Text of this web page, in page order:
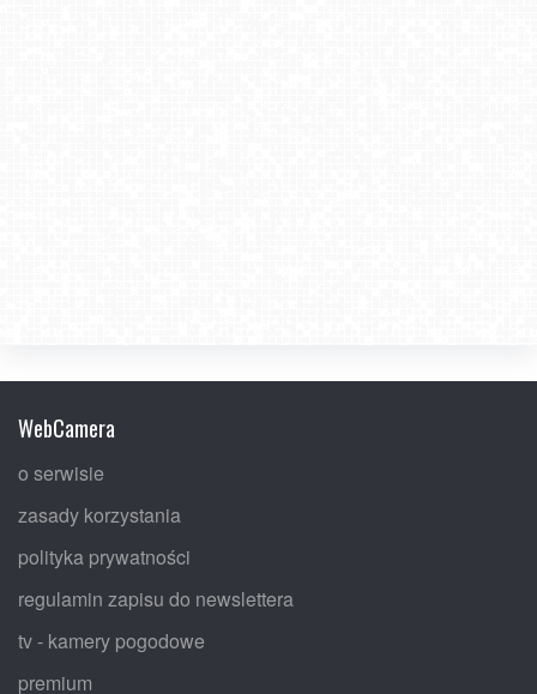
WebCamera
o serwisie
zasady korzystania
polityka prywatności
regulamin zapisu do newslettera
tv - kamery pogodowe
premium